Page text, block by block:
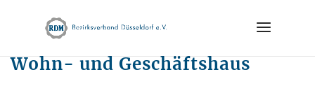
Wohn- und Geschäftshaus